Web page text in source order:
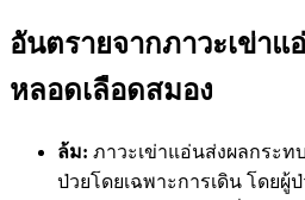
อันตรายจากภาวะเข่าแ
หลอดเลือดสมอง
ล้ม: ภาวะเข่าแอ่นส่งผลกระท
ป่วยโดยเฉพาะการเดิน โดย